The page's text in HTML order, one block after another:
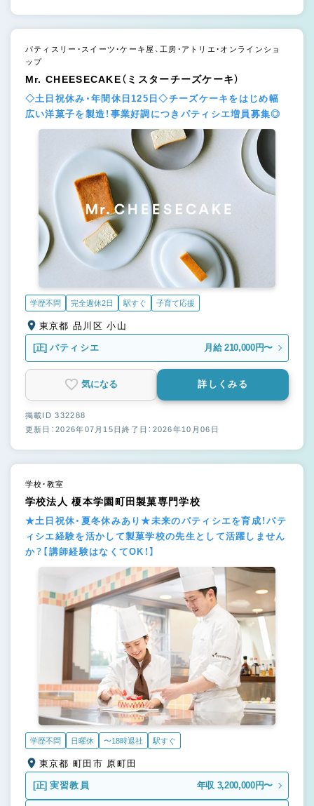
パティスリー・スイーツ・ケーキ屋、工房・アトリエ・オンラインショ
ップ
Mr. CHEESECAKE（ミスターチーズケーキ）
◇土日祝休み・年間休日125日◇チーズケーキをはじめ幅
広い洋菓子を製造！事業好調につきパティシエ増員募集◎
学歴不問 完全週休2日 駅すぐ 子育て応援
東京都 品川区 小山
[正] パティシエ 月給 210,000円〜
気になる 詳しくみる
掲載ID 332288
更新日：2026年07月15日終了日：2026年10月06日
学校・教室
学校法人 榎本学園町田製菓専門学校
★土日祝休・夏冬休みあり★未来のパティシエを育成！パテ
ィシエ経験を活かして製菓学校の先生として活躍しません
か？【講師経験はなくてOK！】
学歴不問 日曜休 〜18時退社 駅すぐ
東京都 町田市 原町田
[正] 実習教員 年収 3,200,000円〜